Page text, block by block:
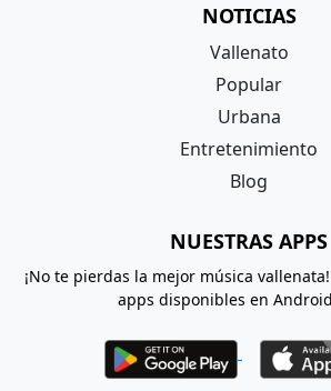
NOTICIAS
Vallenato
Popular
Urbana
Entretenimiento
Blog
NUESTRAS APPS
¡No te pierdas la mejor música
apps disponibles en